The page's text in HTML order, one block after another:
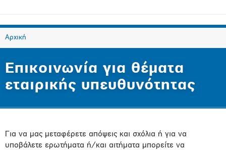
Αρχική
Επικοινωνία για θέματα
εταιρικής υπευθυνότητας
Για να μας μεταφέρετε απόψεις και σχόλια ή για να
υποβάλετε ερωτήματα ή/και αιτήματα μπορείτε να